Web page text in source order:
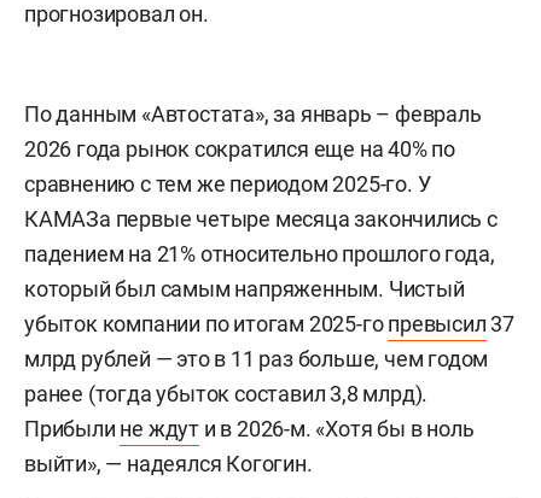
прогнозировал он.
По данным «Автостата», за январь – февраль
2026 года рынок сократился еще на 40% по
сравнению с тем же периодом 2025-го. У
КАМАЗа первые четыре месяца закончились с
падением на 21% относительно прошлого года,
который был самым напряженным. Чистый
убыток компании по итогам 2025-гопревысил 37
млрд рублей — это в 11 раз больше, чем годом
ранее (тогда убыток составил 3,8 млрд).
Прибыли не ждут и в 2026-м. «Хотя бы в ноль
выйти», — надеялся Когогин.